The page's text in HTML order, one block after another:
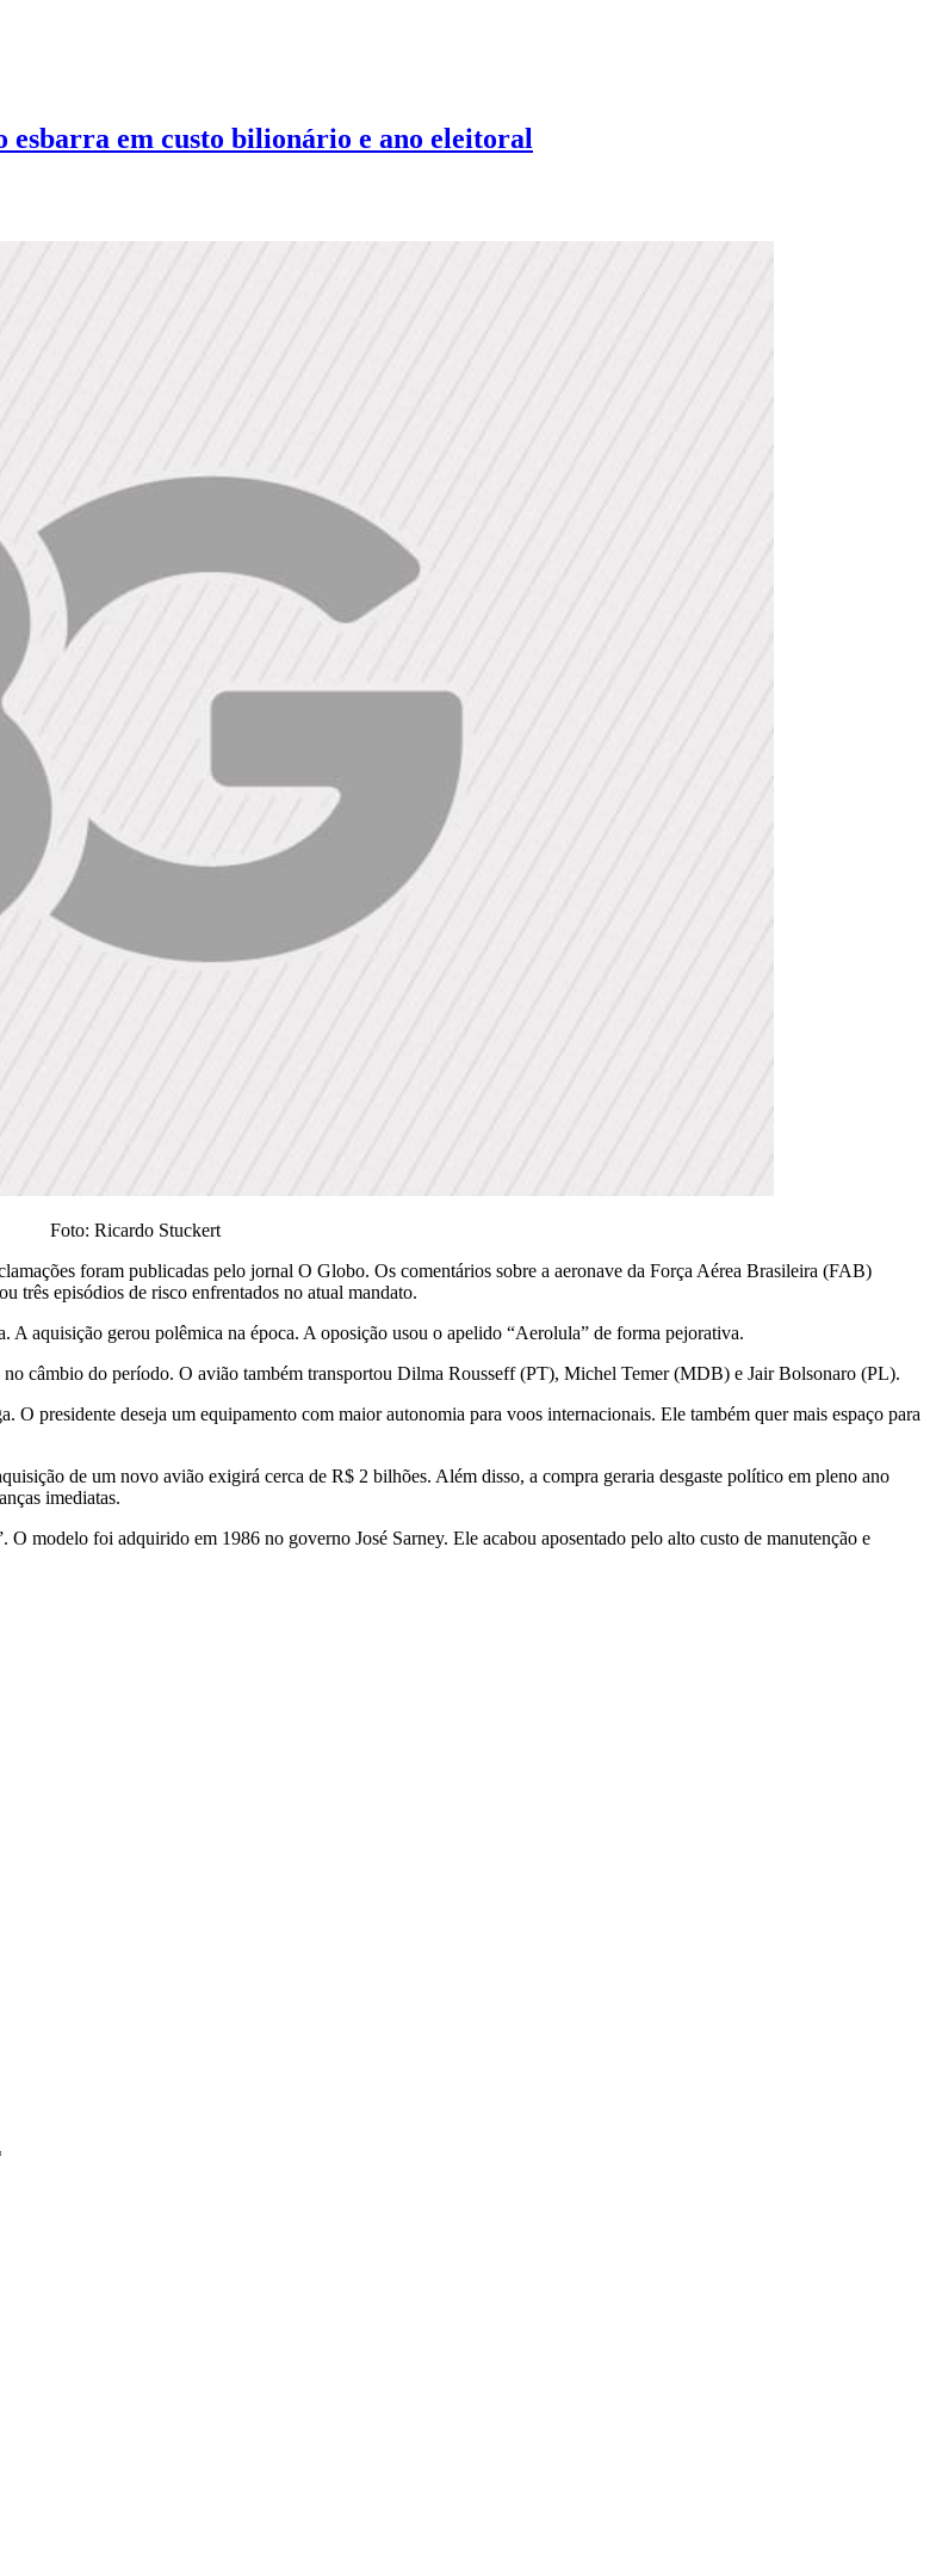
esbarra em custo bilionário e ano eleitoral
Foto: Ricardo Stuckert
foram publicadas pelo jornal O Globo. Os comentários sobre a aeronave da Força Aérea Brasileira (FAB)
três episódios de risco enfrentados no atual mandato.
aquisição gerou polêmica na época. A oposição usou o apelido “Aerolula” de forma pejorativa.
câmbio do período. O avião também transportou Dilma Rousseff (PT), Michel Temer (MDB) e Jair Bolsonaro (PL).
presidente deseja um equipamento com maior autonomia para voos internacionais. Ele também quer mais espaço para
de um novo avião exigirá cerca de R$ 2 bilhões. Além disso, a compra geraria desgaste político em pleno ano
imediatas.
modelo foi adquirido em 1986 no governo José Sarney. Ele acabou aposentado pelo alto custo de manutenção e